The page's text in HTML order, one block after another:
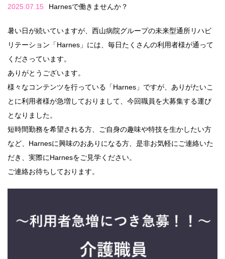
2025.07.15 Harnesで働きませんか？
暑い日が続いていますが、西山病院グループの未来型通所リハビ
リテーション「Harnes」には、毎日たくさんの利用者様が通って
くださっています。
ありがとうございます。
様々なコンテンツを行っている「Harnes」ですが、ありがたいこ
とに利用者様が急増しておりまして、今回職員を大募集する運び
となりました。
短時間勤務を希望される方、ご自身の趣味や特技を生かしたい方
など、Harnesに興味のおありになる方、是非お気軽にご連絡いた
だき、実際にHarnesをご見学ください。
ご連絡お待ちしております。